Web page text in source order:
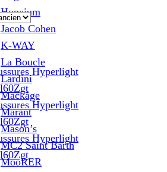
Hopeium
Jacob Cohen
K-WAY
La Boucle
Lardini
Mackage
Marant
Mason’s
MC2 Saint Barth
MooRER